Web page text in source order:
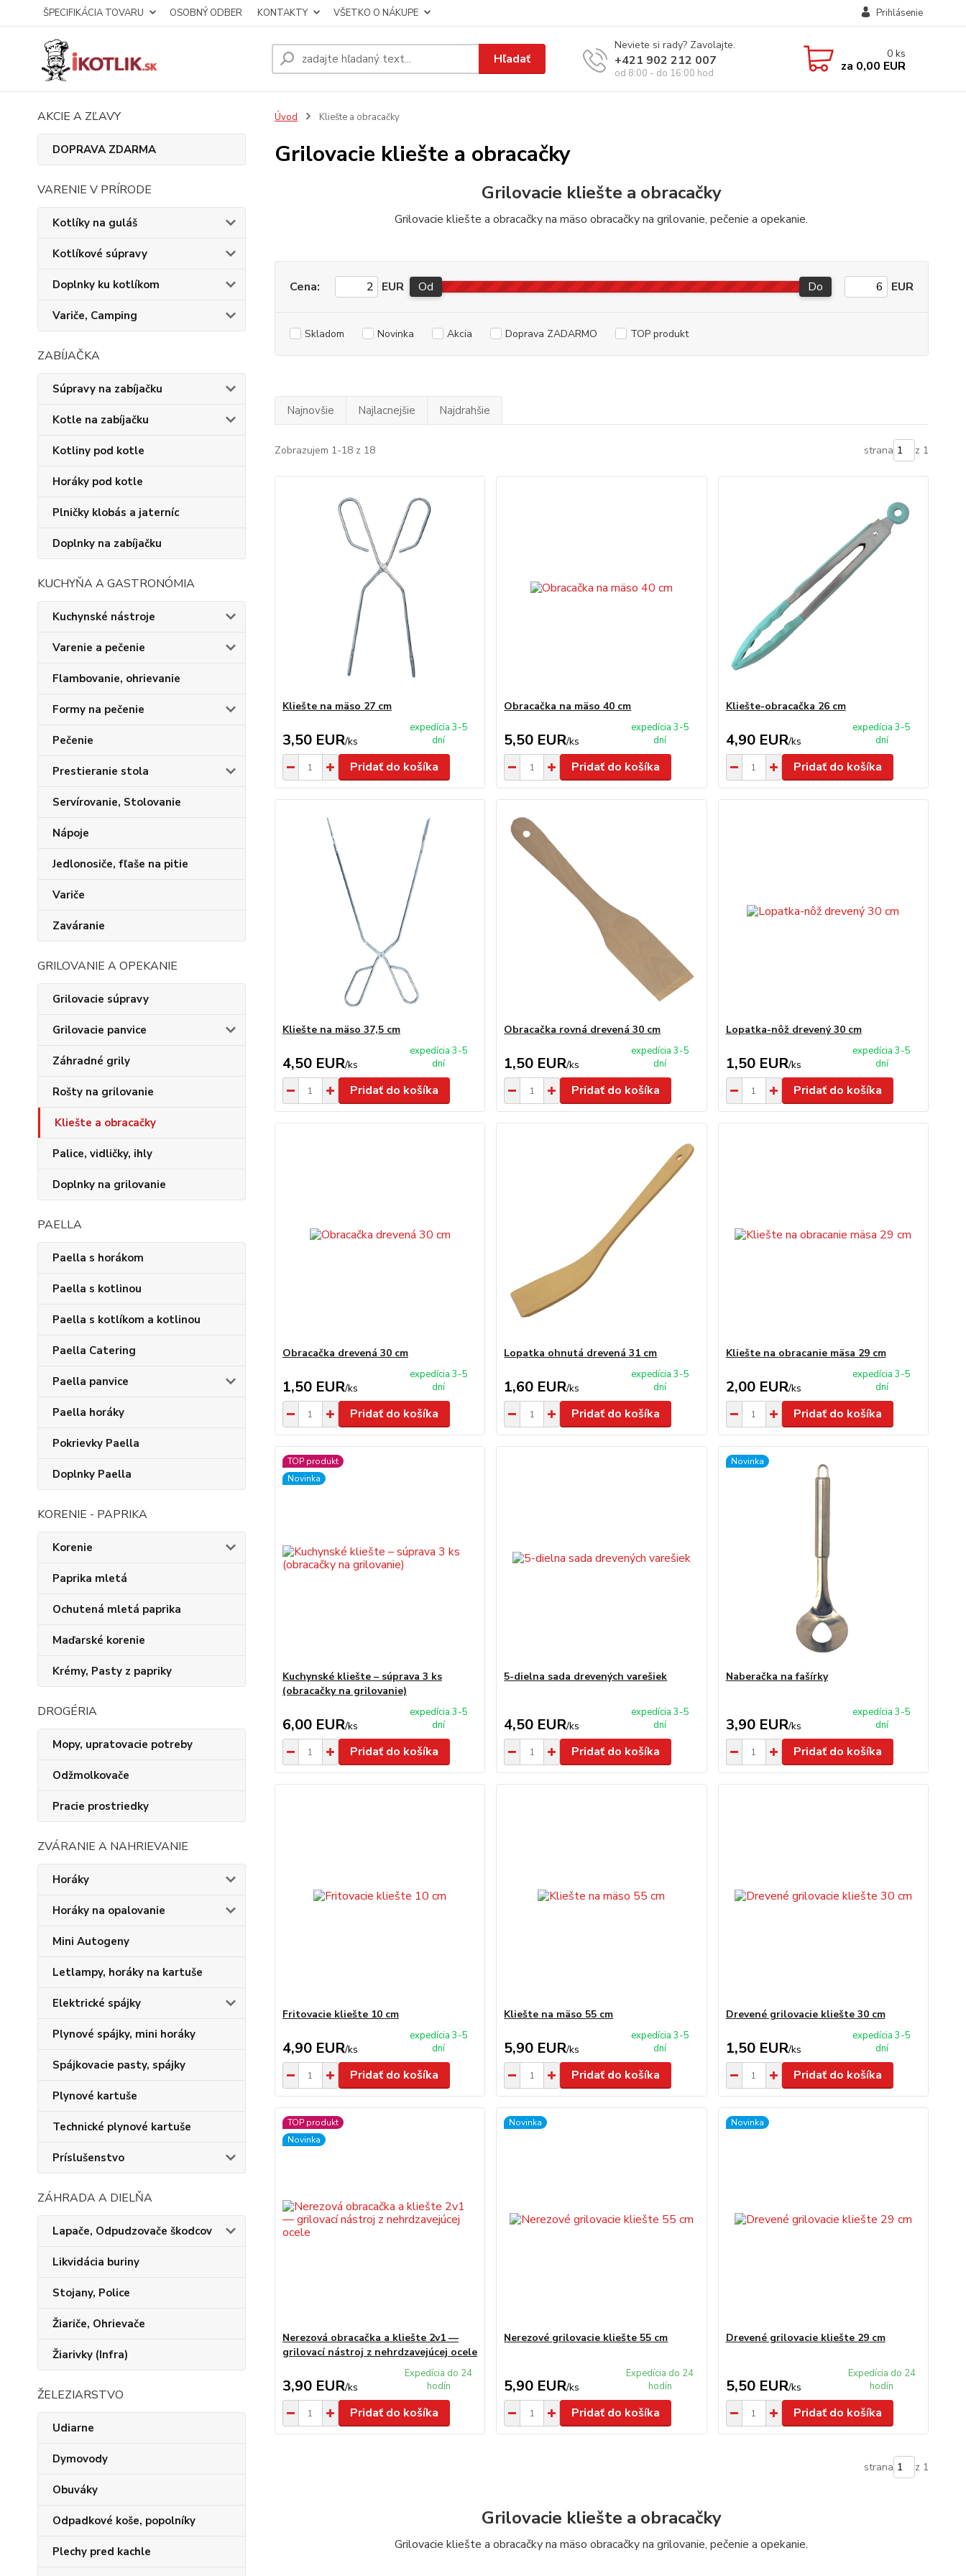
ŠPECIFIKÁCIA TOVARU OSOBNÝ ODBER KONTAKTY VŠETKO O NÁKUPE Prihlásenie
Hľadať
Neviete si rady? Zavolajte.
+421 902 212 007
od 8:00 - do 16:00 hod
0 ks
za 0,00 EUR
AKCIE A ZĽAVY
DOPRAVA ZDARMA
VARENIE V PRÍRODE
Kotlíky na guláš
Kotlíkové súpravy
Doplnky ku kotlíkom
Variče, Camping
ZABÍJAČKA
Súpravy na zabíjačku
Kotle na zabíjačku
Kotliny pod kotle
Horáky pod kotle
Plničky klobás a jaterníc
Doplnky na zabíjačku
KUCHYŇA A GASTRONÓMIA
Kuchynské nástroje
Varenie a pečenie
Flambovanie, ohrievanie
Formy na pečenie
Pečenie
Prestieranie stola
Servírovanie, Stolovanie
Nápoje
Jedlonosiče, fľaše na pitie
Variče
Zaváranie
GRILOVANIE A OPEKANIE
Grilovacie súpravy
Grilovacie panvice
Záhradné grily
Rošty na grilovanie
Kliešte a obracačky
Palice, vidličky, ihly
Doplnky na grilovanie
PAELLA
Paella s horákom
Paella s kotlinou
Paella s kotlíkom a kotlinou
Paella Catering
Paella panvice
Paella horáky
Pokrievky Paella
Doplnky Paella
KORENIE - PAPRIKA
Korenie
Paprika mletá
Ochutená mletá paprika
Maďarské korenie
Krémy, Pasty z papriky
DROGÉRIA
Mopy, upratovacie potreby
Odžmolkovače
Pracie prostriedky
ZVÁRANIE A NAHRIEVANIE
Horáky
Horáky na opalovanie
Mini Autogeny
Letlampy, horáky na kartuše
Elektrické spájky
Plynové spájky, mini horáky
Spájkovacie pasty, spájky
Plynové kartuše
Technické plynové kartuše
Príslušenstvo
ZÁHRADA A DIELŇA
Lapače, Odpudzovače škodcov
Likvidácia buriny
Stojany, Police
Žiariče, Ohrievače
Žiarivky (Infra)
ŽELEZIARSTVO
Udiarne
Dymovody
Obuváky
Odpadkové koše, popolníky
Plechy pred kachle
Úvod Kliešte a obracačky
Grilovacie kliešte a obracačky
Grilovacie kliešte a obracačky
Grilovacie kliešte a obracačky na mäso obracačky na grilovanie, pečenie a opekanie.
Cena: EUR Od Do EUR
Skladom Novinka Akcia Doprava ZADARMO TOP produkt
Najnovšie Najlacnejšie Najdrahšie
Zobrazujem 1-18 z 18 strana z 1
Kliešte na mäso 27 cm
3,50 EUR/ks
expedícia 3-5
dní
Pridať do košíka
Obracačka na mäso 40 cm
5,50 EUR/ks
expedícia 3-5
dní
Pridať do košíka
Kliešte-obracačka 26 cm
4,90 EUR/ks
expedícia 3-5
dní
Pridať do košíka
Kliešte na mäso 37,5 cm
4,50 EUR/ks
expedícia 3-5
dní
Pridať do košíka
Obracačka rovná drevená 30 cm
1,50 EUR/ks
expedícia 3-5
dní
Pridať do košíka
Lopatka-nôž drevený 30 cm
1,50 EUR/ks
expedícia 3-5
dní
Pridať do košíka
Obracačka drevená 30 cm
1,50 EUR/ks
expedícia 3-5
dní
Pridať do košíka
Lopatka ohnutá drevená 31 cm
1,60 EUR/ks
expedícia 3-5
dní
Pridať do košíka
Kliešte na obracanie mäsa 29 cm
2,00 EUR/ks
expedícia 3-5
dní
Pridať do košíka
TOP produkt
Novinka
Kuchynské kliešte – súprava 3 ks
(obracačky na grilovanie)
6,00 EUR/ks
expedícia 3-5
dní
Pridať do košíka
5-dielna sada drevených varešiek
4,50 EUR/ks
expedícia 3-5
dní
Pridať do košíka
Novinka
Naberačka na fašírky
3,90 EUR/ks
expedícia 3-5
dní
Pridať do košíka
Fritovacie kliešte 10 cm
4,90 EUR/ks
expedícia 3-5
dní
Pridať do košíka
Kliešte na mäso 55 cm
5,90 EUR/ks
expedícia 3-5
dní
Pridať do košíka
Drevené grilovacie kliešte 30 cm
1,50 EUR/ks
expedícia 3-5
dní
Pridať do košíka
TOP produkt
Novinka
Nerezová obracačka a kliešte 2v1 —
grilovací nástroj z nehrdzavejúcej ocele
3,90 EUR/ks
Expedícia do 24
hodín
Pridať do košíka
Novinka
Nerezové grilovacie kliešte 55 cm
5,90 EUR/ks
Expedícia do 24
hodín
Pridať do košíka
Novinka
Drevené grilovacie kliešte 29 cm
5,50 EUR/ks
Expedícia do 24
hodín
Pridať do košíka
strana z 1
Grilovacie kliešte a obracačky
Grilovacie kliešte a obracačky na mäso obracačky na grilovanie, pečenie a opekanie.